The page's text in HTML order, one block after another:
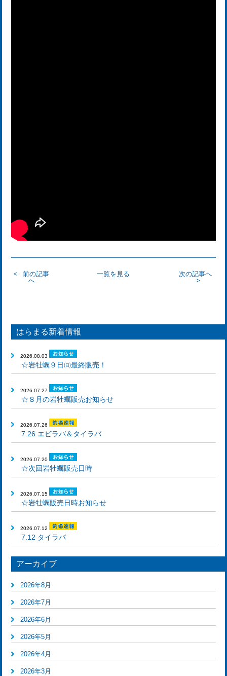
前の記事
へ
一覧を見る 次の記事へ
はらまる新着情報
2026.08.03
☆岩牡蠣９日㈰最終販売！
2026.07.27
☆８月の岩牡蠣販売お知らせ
2026.07.26
7.26 エビラバ＆タイラバ
2026.07.20
☆次回岩牡蠣販売日時
2026.07.15
☆岩牡蠣販売日時お知らせ
2026.07.12
7.12 タイラバ
アーカイブ
2026年8月
2026年7月
2026年6月
2026年5月
2026年4月
2026年3月